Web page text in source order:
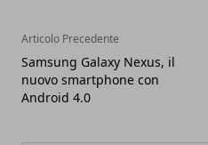
Articolo Precedente
Samsung Galaxy Nexus, il
nuovo smartphone con
Android 4.0